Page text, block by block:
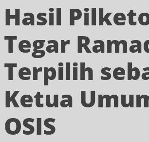
Hasil
Tegar
Terpilih
Ketua
OSIS